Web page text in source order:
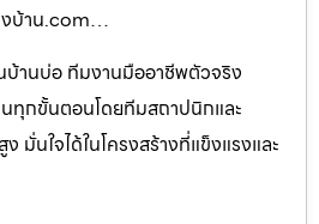
งบ้าน.com…
บ้านบ่อ ทีมงานมืออาชีพตัวจริง
ทุกขั้นตอนโดยทีมสถาปนิกและ
มั่นใจได้ในโครงสร้างที่แข็งแรงและ